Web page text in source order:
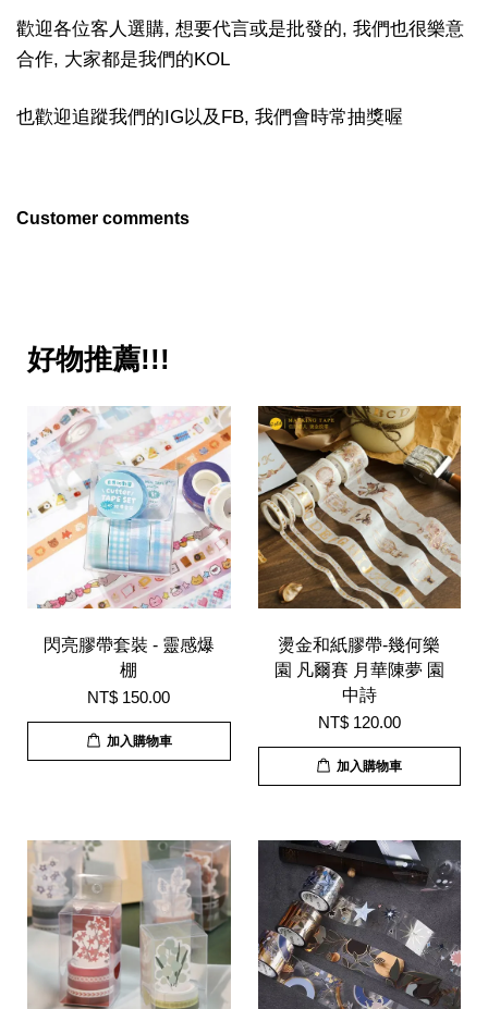
歡迎各位客人選購, 想要代言或是批發的, 我們也很樂意
合作, 大家都是我們的KOL
也歡迎追蹤我們的IG以及FB, 我們會時常抽獎喔
Customer comments
好物推薦!!!
閃亮膠帶套裝 - 靈感爆
棚
NT$ 150.00
加入購物車
燙金和紙膠帶-幾何樂
園 凡爾賽 月華陳夢 園
中詩
NT$ 120.00
加入購物車